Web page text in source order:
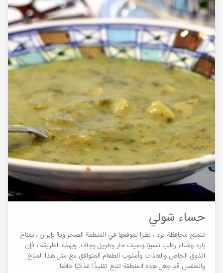
حساء شولي
تتمتع محافظة يزد ، نظرًا لموقعها في المنطقة الصحراوية بإيران ، بمناخ
بارد وشتاء رطب نسبيًا وصيف حار وطويل وجاف. وبهذه الطريقة ، فإن
الذوق الخاص والعادات وأسلوب الطعام المتوافق مع مثل هذا المناخ
والطقس قد جعل هذه المنطقة تتبع تقليدًا غذائيًا خاصًا.